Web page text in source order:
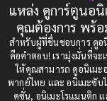
Censored (เซ็น
Comedy (ตลก)
Comedy (ตลก)
1989
1987
1984
1982
แหล่ง ดูการ์ตูนอนิ
คุณต้องการ พร้
สำหรับผู้ที่ชื่นชอบการ ดูอ
คือคำตอบ! เรามุ่งมั่นที่จ
ให้คุณสามารถ ดูอนิเมะ
พากย์ไทย และ อนิเมะซั
คชั่น, อนิเมะโรแมนติก